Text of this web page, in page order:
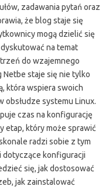
zadawania pytań oraz
że blog staje się
mogą dzielić się
na temat
do wzajemnego
Netbe staje się nie tylko
która wspiera swoich
obsłudze systemu Linux.
czas na konfigurację
etap, który może sprawić
radzi sobie z tym
dotyczące konfiguracji
się, jak dostosować
jak zainstalować